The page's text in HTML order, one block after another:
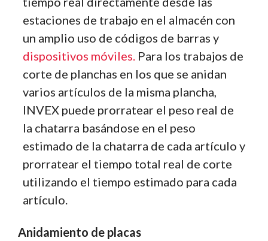
estaciones de trabajo en el almacén con
un amplio uso de códigos de barras y
dispositivos móviles. Para los trabajos de
corte de planchas en los que se anidan
varios artículos de la misma plancha,
INVEX puede prorratear el peso real de
la chatarra basándose en el peso
estimado de la chatarra de cada artículo y
prorratear el tiempo total real de corte
utilizando el tiempo estimado para cada
artículo.
Anidamiento de placas